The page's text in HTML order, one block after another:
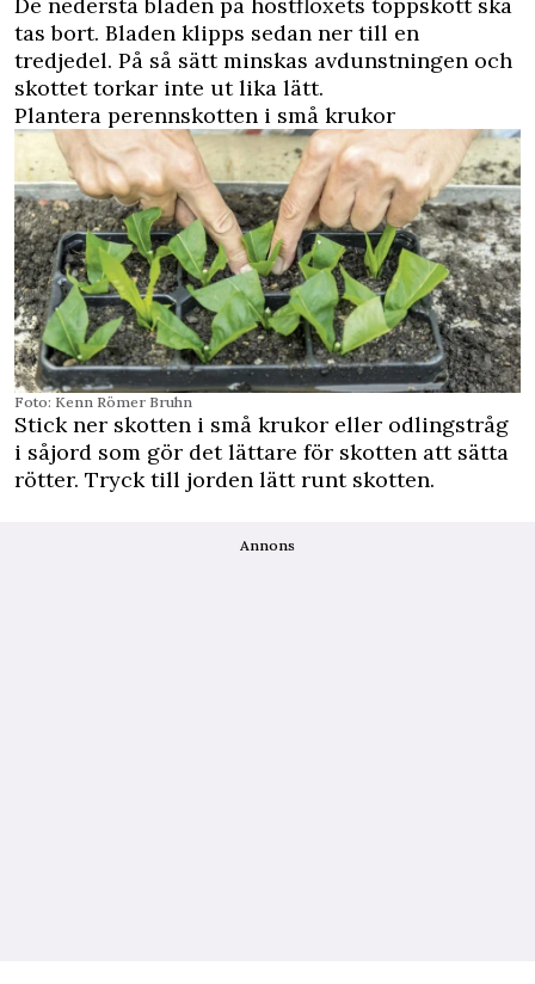
tas bort. Bladen klipps sedan ner till en
tredjedel. På så sätt minskas avdunstningen och
skottet torkar inte ut lika lätt.
Plantera perennskotten i små krukor
Foto: Kenn Römer Bruhn
Stick ner skotten i små krukor eller odlingstråg
i såjord som gör det lättare för skotten att sätta
rötter. Tryck till jorden lätt runt skotten.
Annons